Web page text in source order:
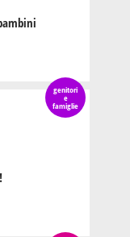
genitori
e
famiglie